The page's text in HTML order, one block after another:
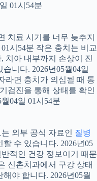
01시54분
치료 시기를 너무 늦추지
시54분 작은 충치는 비교
치아 내부까지 손상이 진
니다. 2026년05월04일
라면 충치가 의심될 때 통
검진을 통해 상태를 확인
04일 01시54분
외부 공식 자료인 질병
할 수 있습니다. 2026년05
적인 건강 정보이기 때문
신촌치과에서 구강 상태
야 합니다. 2026년05월